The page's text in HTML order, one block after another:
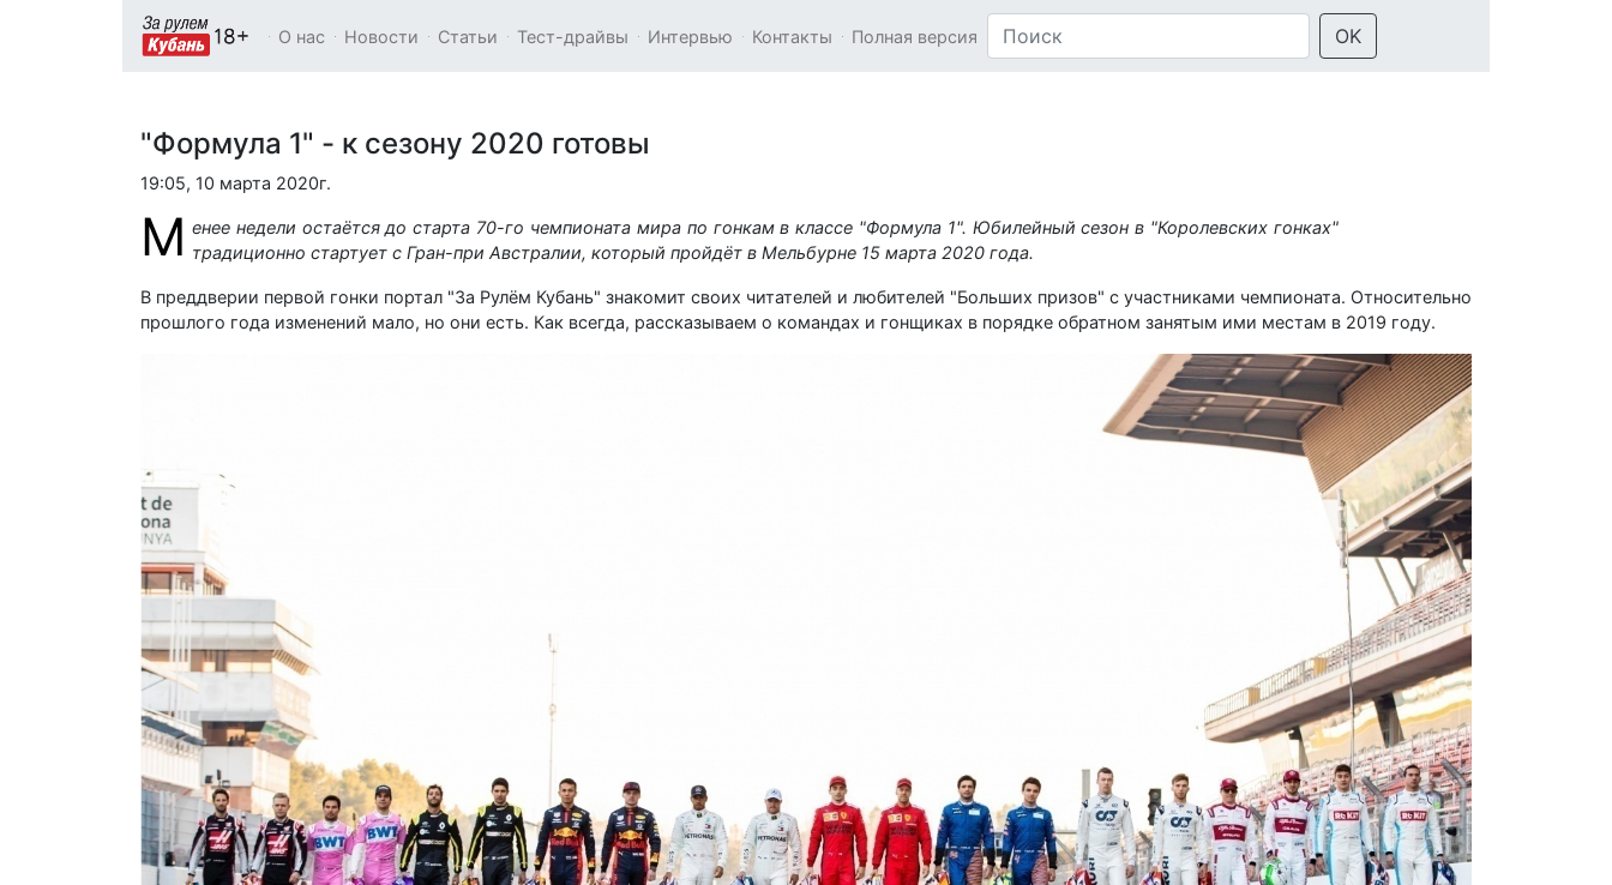
О нас Новости Статьи Тест-драйвы Интервью Контакты Полная версия OK
"Формула 1" - к сезону 2020 готовы
19:05, 10 марта 2020г.
М енее недели остаётся до старта 70-го чемпионата мира по гонкам в классе "Формула 1". Юбилейный сезон в "Королевских гонках"
традиционно стартует с Гран-при Австралии, который пройдёт в Мельбурне 15 марта 2020 года.
В преддверии первой гонки портал "За Рулём Кубань" знакомит своих читателей и любителей "Больших призов" с участниками чемпионата. Относительно
прошлого года изменений мало, но они есть. Как всегда, рассказываем о командах и гонщиках в порядке обратном занятым ими местам в 2019 году.